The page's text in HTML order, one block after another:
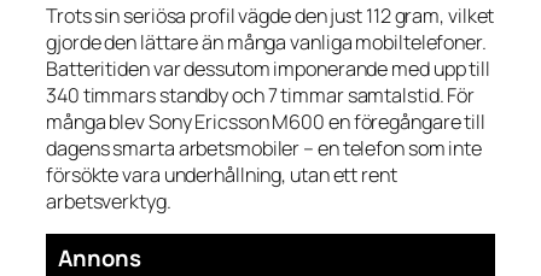
Trots sin seriösa profil vägde den just 112 gram, vilket
gjorde den lättare än många vanliga mobiltelefoner.
Batteritiden var dessutom imponerande med upp till
340 timmars standby och 7 timmar samtalstid. För
många blev Sony Ericsson M600 en föregångare till
dagens smarta arbetsmobiler – en telefon som inte
försökte vara underhållning, utan ett rent
arbetsverktyg.
Annons